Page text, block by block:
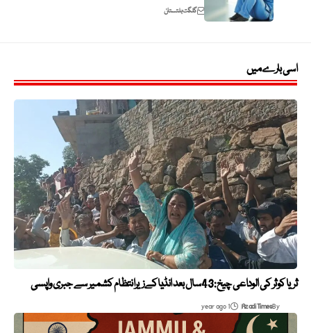
گلگت بلتستان
اسی بارے میں
ثریا کوثر کی الوداعی چیخ: 43 سال بعد انڈیا کے زیرانتظام کشمیر سے جبری واپسی
By
Azadi Times
1 year ago